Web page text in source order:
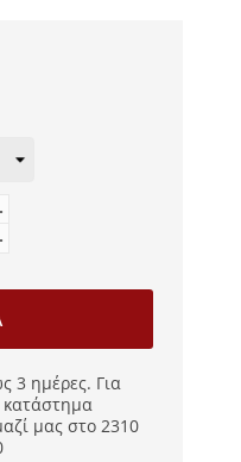
3 ημέρες. Για
μας στο 2310